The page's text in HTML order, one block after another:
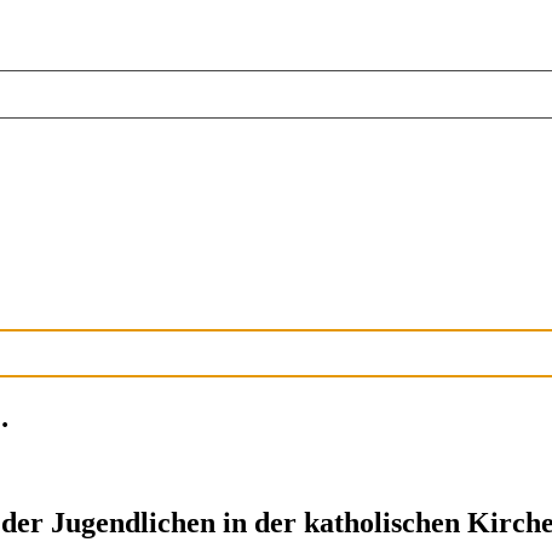
Jugendlichen in der katholischen